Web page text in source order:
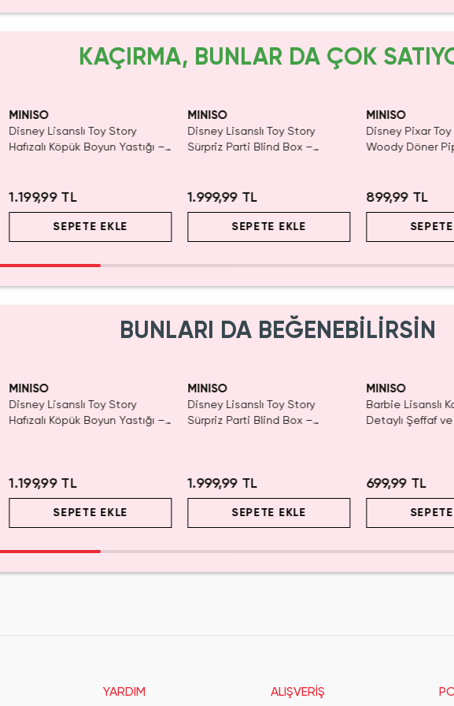
KAÇIRMA, BUNLAR DA ÇOK
MINISO
Disney Lisanslı Toy Story
Hafızalı Köpük Boyun Yastığı –
1.199,99 TL
SEPETE EKLE
MINISO
Disney Lisanslı Toy Story
Sürpriz Parti Blind Box –
1.999,99 TL
SEPETE EKLE
MINISO
Disney Pixar Toy
Woody Döner
899,99 TL
BUNLARI DA BEĞENEBİLİRSİN
MINISO
Disney Lisanslı Toy Story
Hafızalı Köpük Boyun Yastığı –
1.199,99 TL
SEPETE EKLE
MINISO
Disney Lisanslı Toy Story
Sürpriz Parti Blind Box –
1.999,99 TL
SEPETE EKLE
MINISO
Barbie Lisanslı
Detaylı Şeffaf
699,99 TL
YARDIM ALIŞVERİŞ